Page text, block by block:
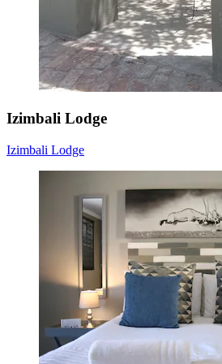
Izimbali Lodge
Izimbali Lodge